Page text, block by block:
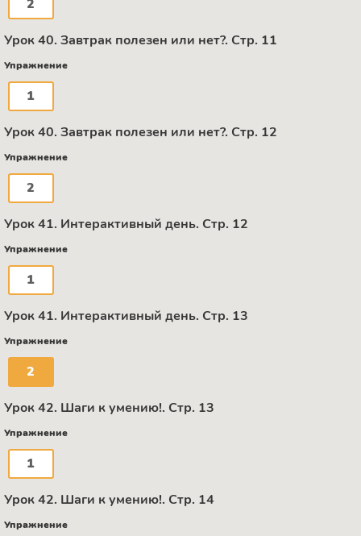
2
Урок 40. Завтрак полезен или нет?. Стр. 11
Упражнение
1
Урок 40. Завтрак полезен или нет?. Стр. 12
Упражнение
2
Урок 41. Интерактивный день. Стр. 12
Упражнение
1
Урок 41. Интерактивный день. Стр. 13
Упражнение
2
Урок 42. Шаги к умению!. Стр. 13
Упражнение
1
Урок 42. Шаги к умению!. Стр. 14
Упражнение